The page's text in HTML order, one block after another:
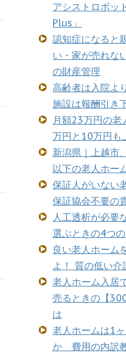
アシストロボッ
Plus」
認知症になると
い・家が売れ
の財産管理
高齢者は入院
施設は報酬引き
月額23万円の老
万円と10万円も
新潟県｜上越市
以下の老人ホ
保証人がいない
保証協会不要の
人工透析が必要
選ぶときの4つ
良い老人ホーム
よ！ 質の低い
老人ホーム入居
売るときの【
は
老人ホームは1
か 費用の内訳